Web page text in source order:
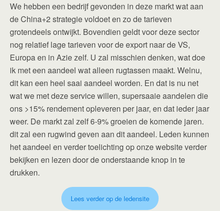
We hebben een bedrijf gevonden in deze markt wat aan
de China+2 strategie voldoet en zo de tarieven
grotendeels ontwijkt. Bovendien geldt voor deze sector
nog relatief lage tarieven voor de export naar de VS,
Europa en in Azie zelf. U zal misschien denken, wat doe
ik met een aandeel wat alleen rugtassen maakt. Welnu,
dit kan een heel saai aandeel worden. En dat is nu net
wat we met deze service willen, supersaaie aandelen die
ons >15% rendement opleveren per jaar, en dat ieder jaar
weer. De markt zal zelf 6-9% groeien de komende jaren.
dit zal een rugwind geven aan dit aandeel. Leden kunnen
het aandeel en verder toelichting op onze website verder
bekijken en lezen door de onderstaande knop in te
drukken.
Lees verder op de ledensite